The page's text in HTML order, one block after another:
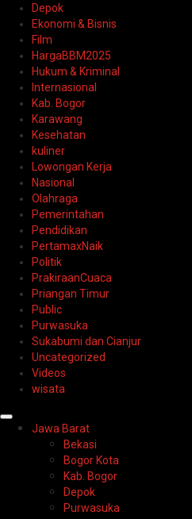
Depok
Ekonomi & Bisnis
Film
HargaBBM2025
Hukum & Kriminal
Internasional
Kab. Bogor
Karawang
Kesehatan
kuliner
Lowongan Kerja
Nasional
Olahraga
Pemerintahan
Pendidikan
PertamaxNaik
Politik
PrakiraanCuaca
Priangan Timur
Public
Purwasuka
Sukabumi dan Cianjur
Uncategorized
Videos
wisata
PrimaryJawa Barat
Bekasi
Bogor Kota
Kab. Bogor
Depok
Purwasuka